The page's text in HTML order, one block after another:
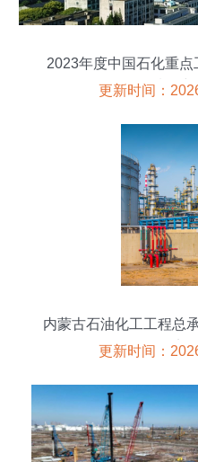
2023年度中国石化重
域的突
更新时间：
内蒙古石油化工工程总
实
更新时间：